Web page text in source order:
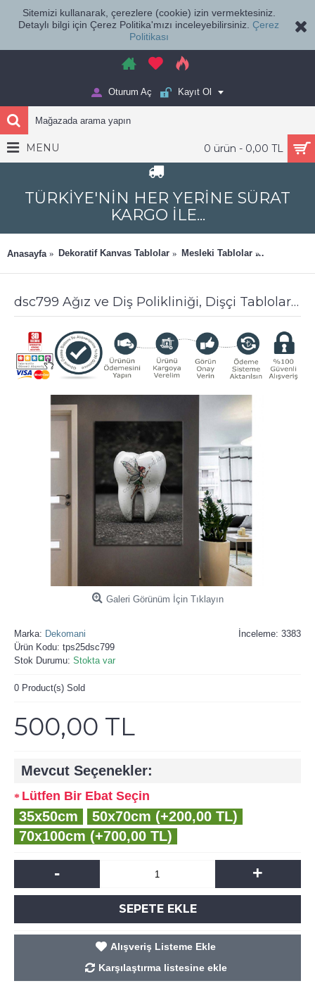
Sitemizi kullanarak, çerezlere (cookie) izin vermektesiniz.
Detaylı bilgi için Çerez Politika'mızı inceleyebilirsiniz. Çerez
Politikası
Oturum Aç Kayıt Ol
0 ürün - 0,00 TL
MENU
TÜRKİYE'NİN HER YERİNE SÜRAT
KARGO İLE...
Anasayfa Dekoratif Kanvas Tablolar Mesleki Tablolar
dsc799 Ağız ve Diş Polikliniği, Dişçi Tabloları, Diş Hekimi, Diş Perisi Tablo
Galeri Görünüm İçin Tıklayın
İnceleme: 3383
Marka: Dekomani
Ürün Kodu: tps25dsc799
Stok Durumu: Stokta var
0 Product(s) Sold
500,00 TL
Mevcut Seçenekler:
Lütfen Bir Ebat Seçin
35x50cm
50x70cm (+200,00 TL)
70x100cm (+700,00 TL)
- +
SEPETE EKLE
Alışveriş Listeme Ekle
Karşılaştırma listesine ekle